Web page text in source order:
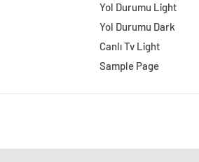
Yol Durumu Light
Yol Durumu Dark
Canlı Tv Light
Sample Page